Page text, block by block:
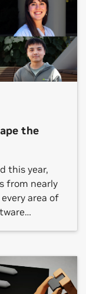
the
this year,
from nearly
area of
taking
One shared